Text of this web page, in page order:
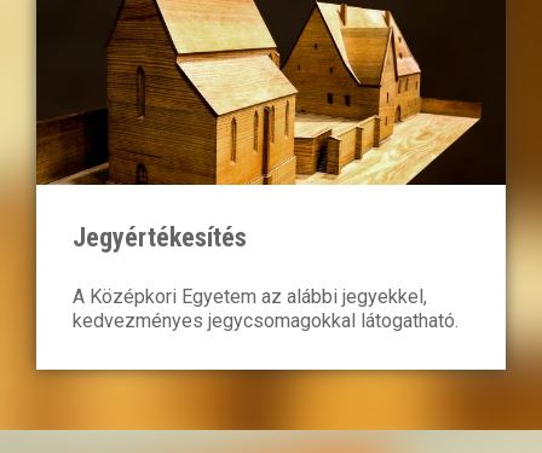
Jegyértékesítés
A Középkori Egyetem az alábbi jegyekkel,
kedvezményes jegycsomagokkal látogatható.